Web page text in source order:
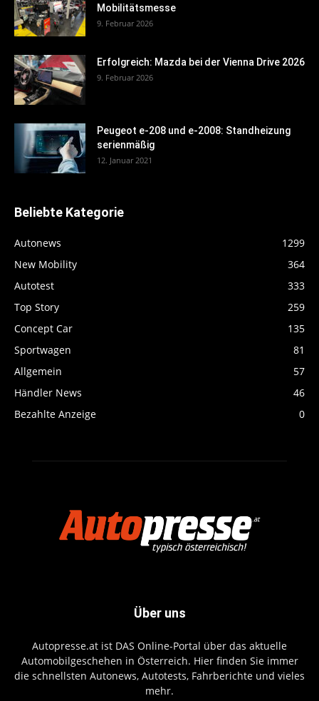
Mobilitätsmesse
9. Februar 2026
Erfolgreich: Mazda bei der Vienna Drive 2026
9. Februar 2026
Peugeot e-208 und e-2008: Standheizung
serienmäßig
12. Januar 2021
Beliebte Kategorie
Autonews
1299
New Mobility
364
Autotest
333
Top Story
259
Concept Car
135
Sportwagen
81
Allgemein
57
Händler News
46
Bezahlte Anzeige
0
Über uns
Autopresse.at ist DAS Online-Portal über das aktuelle
Automobilgeschehen in Österreich. Hier finden Sie immer
die schnellsten Autonews, Autotests, Fahrberichte und vieles
mehr.